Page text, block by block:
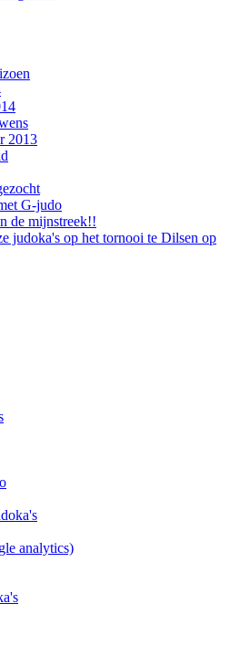
2013
G-judo
de mijnstreek!!
judoka's op het tornooi te Dilsen op
analytics)